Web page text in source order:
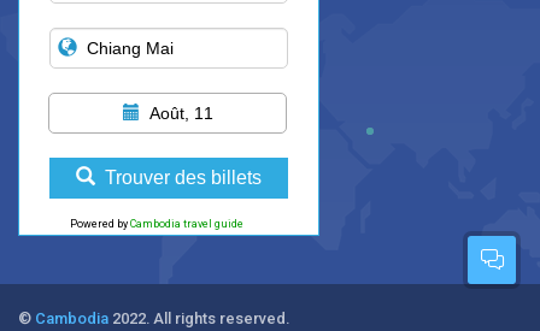
Août, 11
Trouver des billets
Powered by Cambodia travel guide
© Cambodia 2022. All rights reserved.